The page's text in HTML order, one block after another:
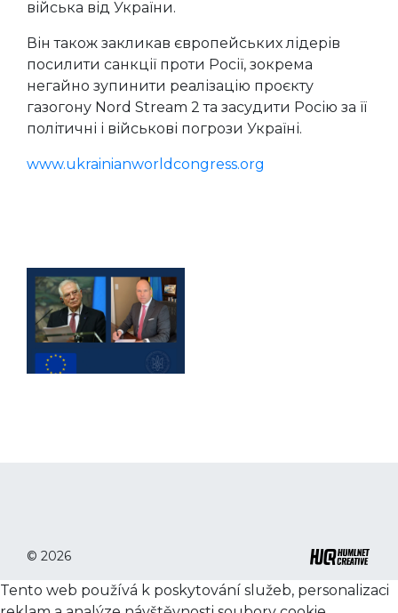
війська від України.
Він також закликав європейських лідерів
посилити санкції проти Росії, зокрема
негайно зупинити реалізацію проєкту
газогону Nord Stream 2 та засудити Росію за її
політичні і військові погрози Україні.
www.ukrainianworldcongress.org
© 2026
Tento web používá k poskytování služeb, personalizaci